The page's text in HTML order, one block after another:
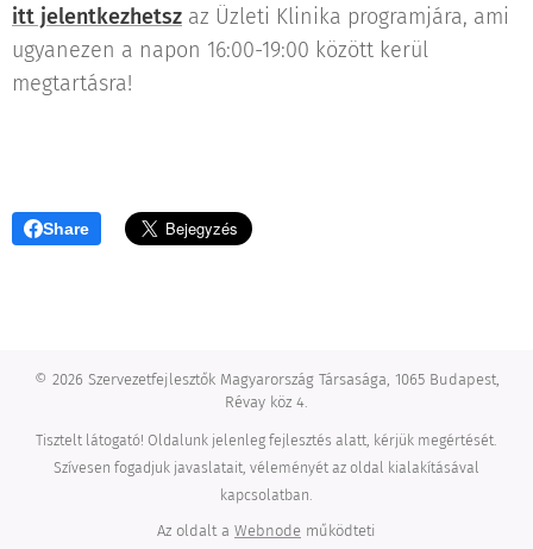
itt jelentkezhetsz az Üzleti Klinika programjára, ami
ugyanezen a napon 16:00-19:00 között kerül
megtartásra!
Share
© 2026 Szervezetfejlesztők Magyarország Társasága, 1065 Budapest,
Révay köz 4.
Tisztelt látogató! Oldalunk jelenleg fejlesztés alatt, kérjük megértését.
Szívesen fogadjuk javaslatait, véleményét az oldal kialakításával
kapcsolatban.
Az oldalt a Webnode működteti